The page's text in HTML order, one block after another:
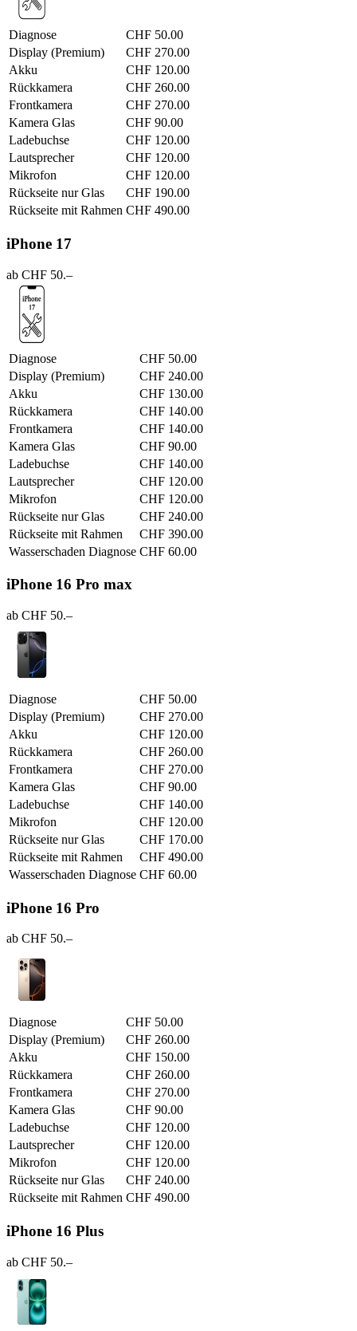
Diagnose
CHF 50.00
Display (Premium)
CHF 270.00
Akku
CHF 120.00
Rückkamera
CHF 260.00
Frontkamera
CHF 270.00
Kamera Glas
CHF 90.00
Ladebuchse
CHF 120.00
Lautsprecher
CHF 120.00
Mikrofon
CHF 120.00
Rückseite nur Glas
CHF 190.00
Rückseite mit Rahmen CHF 490.00
iPhone 17
ab CHF 50.–
Diagnose
CHF 50.00
Display (Premium)
CHF 240.00
Akku
CHF 130.00
Rückkamera
CHF 140.00
Frontkamera
CHF 140.00
Kamera Glas
CHF 90.00
Ladebuchse
CHF 140.00
Lautsprecher
CHF 120.00
Mikrofon
CHF 120.00
Rückseite nur Glas
CHF 240.00
Rückseite mit Rahmen
CHF 390.00
Wasserschaden Diagnose CHF 60.00
iPhone 16 Pro max
ab CHF 50.–
Diagnose
CHF 50.00
Display (Premium)
CHF 270.00
Akku
CHF 120.00
Rückkamera
CHF 260.00
Frontkamera
CHF 270.00
Kamera Glas
CHF 90.00
Ladebuchse
CHF 140.00
Mikrofon
CHF 120.00
Rückseite nur Glas
CHF 170.00
Rückseite mit Rahmen
CHF 490.00
Wasserschaden Diagnose CHF 60.00
iPhone 16 Pro
ab CHF 50.–
Diagnose
CHF 50.00
Display (Premium)
CHF 260.00
Akku
CHF 150.00
Rückkamera
CHF 260.00
Frontkamera
CHF 270.00
Kamera Glas
CHF 90.00
Ladebuchse
CHF 120.00
Lautsprecher
CHF 120.00
Mikrofon
CHF 120.00
Rückseite nur Glas
CHF 240.00
Rückseite mit Rahmen CHF 490.00
iPhone 16 Plus
ab CHF 50.–